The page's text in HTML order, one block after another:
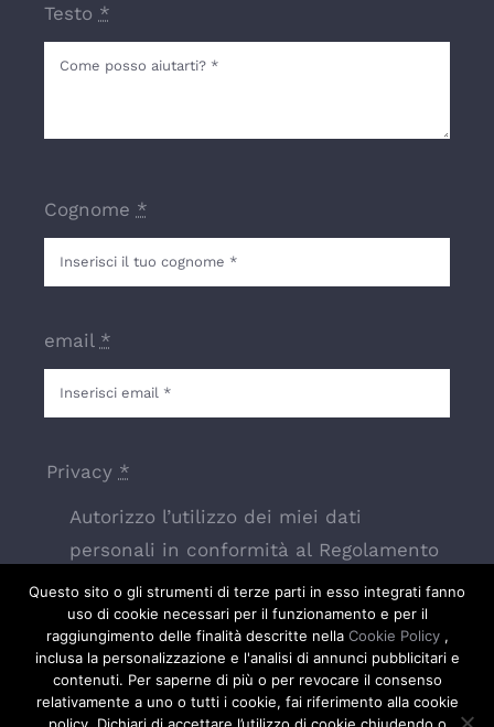
Testo *
Cognome *
email *
Privacy *
Autorizzo l’utilizzo dei miei dati
personali in conformità al Regolamento
Europeo 679/2016
INVIA RICHIESTA
Questo sito o gli strumenti di terze parti in esso integrati fanno
uso di cookie necessari per il funzionamento e per il
raggiungimento delle finalità descritte nella Cookie Policy ,
inclusa la personalizzazione e l'analisi di annunci pubblicitari e
contenuti. Per saperne di più o per revocare il consenso
relativamente a uno o tutti i cookie, fai riferimento alla cookie